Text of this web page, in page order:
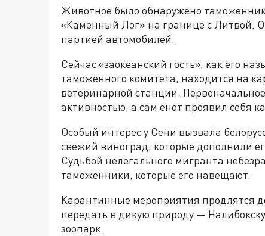
Животное было обнаружено
«Каменный Лог» на границе с Литвой.
партией автомобилей.
Сейчас «заокеанский гость», как его
таможенного комитета, находится на
ветеринарной станции.
активностью, а сам енот проявил себя
Особый интерес у Сени вызвала
свежий виноград, которые дополнили
Судьбой нелегального мигранта
таможенники, которые его навещают.
Карантинные мероприятия продлятся
передать в дикую природу —
зоопарк.